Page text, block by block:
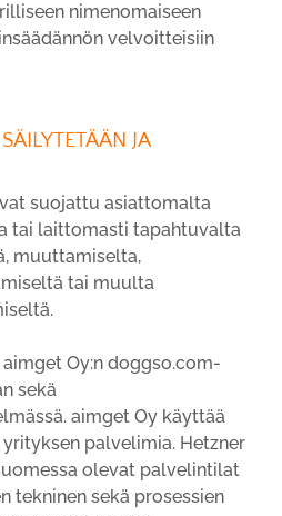
nimenomaiseen
velvoitteisiin
JA
suojattu asiattomalta
tai laittomasti tapahtuvalta
muuttamiselta,
tai muulta
Oy:n doggso.com-
sekä
aimget Oy käyttää
palvelimia. Hetzner
olevat palvelintilat
tekninen sekä prosessien